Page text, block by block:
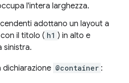
l'intera larghezza.
adottano un layout a
il titolo ( h1 ) in alto e
sinistra.
dichiarazione @container :